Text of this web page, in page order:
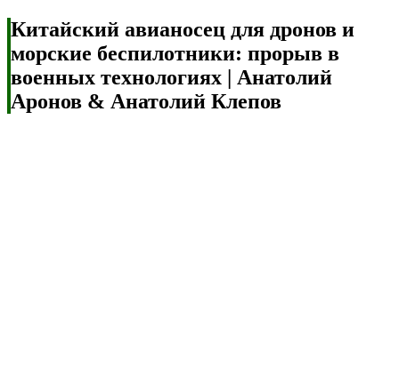
Китайский авианосец для дронов и
морские беспилотники: прорыв в
военных технологиях | Анатолий
Аронов & Анатолий Клепов